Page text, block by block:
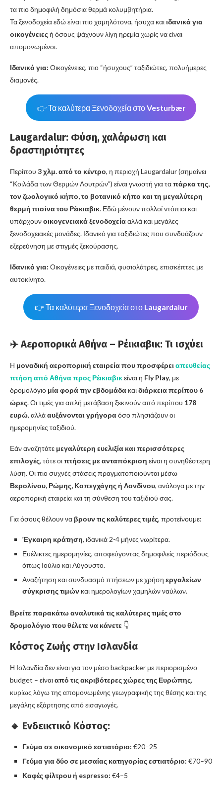
τα πιο δημοφιλή δημόσια θερμά κολυμβητήρια.
Τα ξενοδοχεία εδώ είναι πιο χαμηλότονα, ήσυχα και ιδανικά για
οικογένειεςή όσους ψάχνουν λίγη ηρεμία χωρίς να είναι
απομονωμένοι.
Ιδανικό για: Οικογένειες, πιο “ήσυχους” ταξιδιώτες, πολυήμερες
διαμονές.
👉 Τα καλύτερα Ξενοδοχεία στοVesturbær
Laugardalur: Φύση, χαλάρωση και
δραστηριότητες
Περίπου 3 χλμ. από το κέντρο, η περιοχή Laugardalur (σημαίνει
“Κοιλάδα των Θερμών Λουτρών”) είναι γνωστή για ταπάρκα της,
τον ζωολογικό κήπο, το βοτανικό κήπο και τη μεγαλύτερη
θερμή πισίνα του Ρέικιαβικ. Εδώ μένουν πολλοί ντόπιοι και
υπάρχουνοικογενειακά ξενοδοχείααλλά και μεγάλες
ξενοδοχειακές μονάδες. Ιδανικό για ταξιδιώτες που συνδυάζουν
εξερεύνηση με στιγμές ξεκούρασης.
Ιδανικό για: Οικογένειες με παιδιά, φυσιολάτρες, επισκέπτες με
αυτοκίνητο.
👉 Τα καλύτερα Ξενοδοχεία στο Laugardalur
✈️ Αεροπορικά Αθήνα – Ρέικιαβικ: Τι ισχύει
Η μοναδική αεροπορική εταιρεία που προσφέρει απευθείας
πτήση από Αθήνα προς Ρέικιαβικείναι η Fly Play, με
δρομολόγιο μία φορά την εβδομάδα καιδιάρκεια περίπου 6
ώρες. Οι τιμές για απλή μετάβαση ξεκινούν από περίπου 178
ευρώ, αλλάαυξάνονται γρήγοραόσο πλησιάζουν οι
ημερομηνίες ταξιδιού.
Εάν αναζητάτε μεγαλύτερη ευελιξία και περισσότερες
επιλογές, τότε οιπτήσεις με ανταπόκριση είναι η συνηθέστερη
λύση. Οι πιο συχνές στάσεις πραγματοποιούνται μέσω
Βερολίνου, Ρώμης, Κοπεγχάγης ή Λονδίνου, ανάλογα με την
αεροπορική εταιρεία και τη σύνθεση του ταξιδιού σας.
Για όσους θέλουν να βρουν τις καλύτερες τιμές, προτείνουμε:
Έγκαιρη κράτηση, ιδανικά 2-4 μήνες νωρίτερα.
Ευέλικτες ημερομηνίες, αποφεύγοντας δημοφιλείς περιόδους
όπως Ιούλιο και Αύγουστο.
Αναζήτηση και συνδυασμό πτήσεων με χρήση εργαλείων
σύγκρισης τιμών και ημερολογίων χαμηλών ναύλων.
Βρείτε παρακάτω αναλυτικά τις καλύτερες τιμές στο
δρομολόγιο που θέλετε να κάνετε 👇
Κόστος Ζωής στην Ισλανδία
Η Ισλανδία δεν είναι για τον μέσο backpacker με περιορισμένο
budget – είναιαπό τις ακριβότερες χώρες της Ευρώπης,
κυρίως λόγω της απομονωμένης γεωγραφικής της θέσης και της
μεγάλης εξάρτησης από εισαγωγές.
🔸 Ενδεικτικό Κόστος:
Γεύμα σε οικονομικό εστιατόριο: €20–25
Γεύμα για δύο σε μεσαίας κατηγορίας εστιατόριο: €70–90
Καφές φίλτρου ή espresso: €4–5